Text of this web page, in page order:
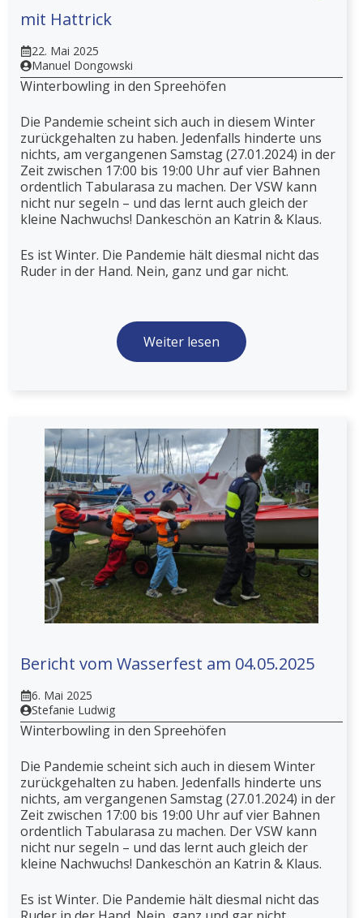
mit Hattrick
22. Mai 2025
Manuel Dongowski
Winterbowling in den Spreehöfen
Die Pandemie scheint sich auch in diesem Winter
zurückgehalten zu haben. Jedenfalls hinderte uns
nichts, am vergangenen Samstag (27.01.2024) in der
Zeit zwischen 17:00 bis 19:00 Uhr auf vier Bahnen
ordentlich Tabularasa zu machen. Der VSW kann
nicht nur segeln – und das lernt auch gleich der
kleine Nachwuchs! Dankeschön an Katrin & Klaus.
Es ist Winter. Die Pandemie hält diesmal nicht das
Ruder in der Hand. Nein, ganz und gar nicht.
Weiter lesen
Bericht vom Wasserfest am 04.05.2025
6. Mai 2025
Stefanie Ludwig
Winterbowling in den Spreehöfen
Die Pandemie scheint sich auch in diesem Winter
zurückgehalten zu haben. Jedenfalls hinderte uns
nichts, am vergangenen Samstag (27.01.2024) in der
Zeit zwischen 17:00 bis 19:00 Uhr auf vier Bahnen
ordentlich Tabularasa zu machen. Der VSW kann
nicht nur segeln – und das lernt auch gleich der
kleine Nachwuchs! Dankeschön an Katrin & Klaus.
Es ist Winter. Die Pandemie hält diesmal nicht das